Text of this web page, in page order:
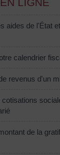
aides de l'État
calendrier
revenus d'un
cotisations
de la